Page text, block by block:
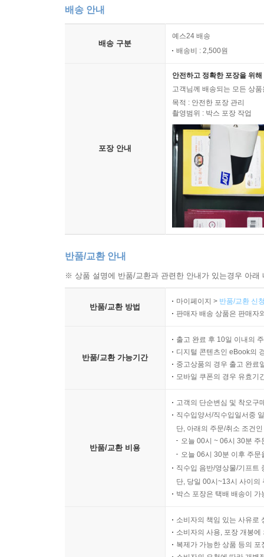
배송 안내
배송 구분
예스24 배송
배송비 : 2,500원
포장 안내
안전하고 정확한 포장을 위
고객님께 배송되는 모든 상
목적 : 안전한 포장 관리
촬영범위 : 박스 포장 작업
반품/교환 안내
※ 상품 설명에 반품/교환과 관련한 안내가 있는경우 아
반품/교환 방법
마이페이지 > 반품/교환 신
판매자 배송 상품은 판매자
반품/교환 가능기간
출고 완료 후 10일 이내의
디지털 콘텐츠인 eBook의
중고상품의 경우 출고 완료
모바일 쿠폰의 경우 유효기
반품/교환 비용
고객의 단순변심 및 착오구
직수입양서/직수입일서중
단, 아래의 주문/취소 조건
오늘 00시 ~ 06시 30분
오늘 06시 30분 이후 주
직수입 음반/영상물/기프트
단, 당일 00시~13시 사이의
박스 포장은 택배 배송이
소비자의 책임 있는 사유로
소비자의 사용, 포장 개봉
복제가 가능한 상품 등의